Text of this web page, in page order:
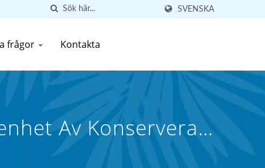
SVENSKA
frågor Kontakta
Av Konserverad
Co., Ltd.